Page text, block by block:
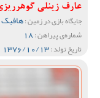
عارف زینلی
جایگاه بازی در زمین :هافبک
شماره‌ی پیراهن :18
تاریخ تولد :1376/10/13